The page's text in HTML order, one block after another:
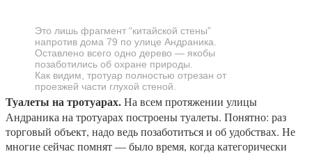
Это лишь фрагмент “китайской стены”
напротив дома 79 по улице Андраника.
Оставлено всего одно дерево — якобы
позаботились об охране природы.
Как видим, тротуар полностью отрезан от
проезжей части глухой стеной.
Туалеты на тротуарах.На всем протяжении улицы
Андраника на тротуарах построены туалеты. Понятно: раз
торговый объект, надо ведь позаботиться и об удобствах. Не
многие сейчас помнят — было время, когда категорически